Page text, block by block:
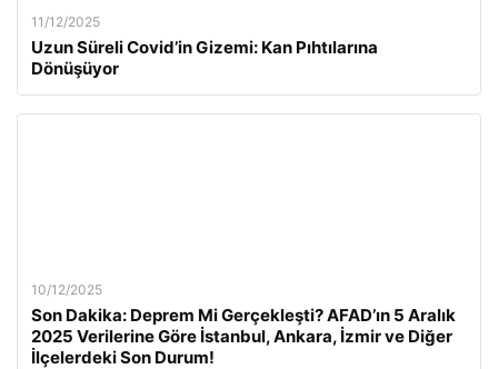
11/12/2025
Uzun Süreli Covid’in Gizemi: Kan Pıhtılarına
Dönüşüyor
10/12/2025
Son Dakika: Deprem Mi Gerçekleşti? AFAD’ın 5 Aralık
2025 Verilerine Göre İstanbul, Ankara, İzmir ve Diğer
İlçelerdeki Son Durum!